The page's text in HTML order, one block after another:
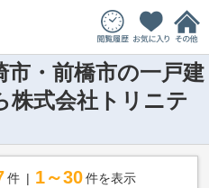
市・前橋市の一戸建
株式会社トリニテ
件 1～30 件を表示